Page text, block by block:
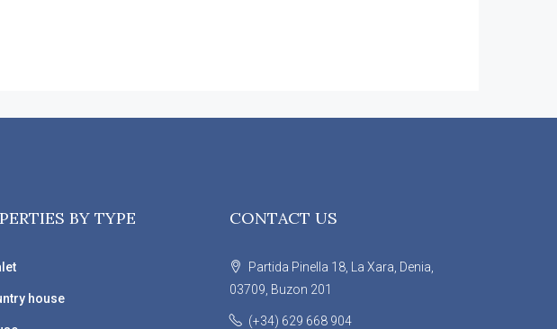
BY TYPE
house
CONTACT US
Partida Pinella 18, La Xara, Denia,
03709, Buzon 201
(+34) 629 668 904